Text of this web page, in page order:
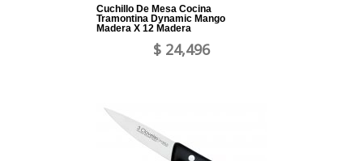
Cuchillo De Mesa Cocina
Tramontina Dynamic Mango
Madera X 12 Madera
$ 24,496